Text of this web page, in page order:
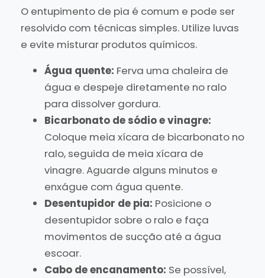
O entupimento de pia é comum e pode ser
resolvido com técnicas simples. Utilize luvas
e evite misturar produtos químicos.
Água quente: Ferva uma chaleira de
água e despeje diretamente no ralo
para dissolver gordura.
Bicarbonato de sódio e vinagre:
Coloque meia xícara de bicarbonato no
ralo, seguida de meia xícara de
vinagre. Aguarde alguns minutos e
enxágue com água quente.
Desentupidor de pia: Posicione o
desentupidor sobre o ralo e faça
movimentos de sucção até a água
escoar.
Cabo de encanamento: Se possível,